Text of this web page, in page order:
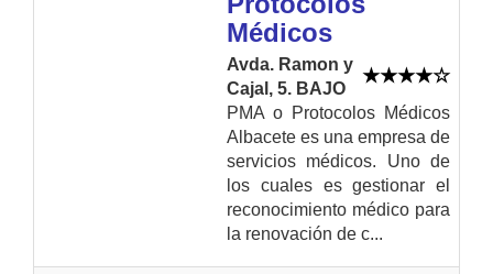
Médicos
Avda. Ramon y
Cajal, 5. BAJO
PMA o Protocolos Médicos
Albacete es una empresa de
servicios médicos. Uno de
los cuales es gestionar el
reconocimiento médico para
la renovación de c...